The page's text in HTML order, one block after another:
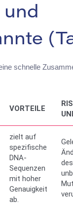
und
schnelle
VORTEILE
zielt auf
spezifische
DNA-
Sequenzen
mit hoher
Genauigkeit
ab.